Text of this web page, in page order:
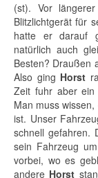
(st). Vor
Blitzlichtgerät für
hatte er darauf
natürlich auch
Besten? Draußen
Also ging Horst
Zeit fuhr aber ein
Man muss
ist. Unser
schnell gefahren.
sein Fahrzeug
vorbei, wo es
andere Horst